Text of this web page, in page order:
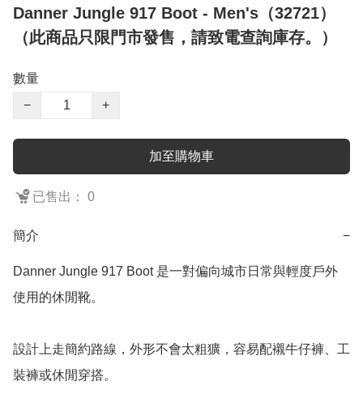
Danner Jungle 917 Boot - Men's（32721）
（此商品只限門市發售，請致電查詢庫存。）
數量
−
+
加至購物車
已售出： 0
簡介 −
Danner Jungle 917 Boot 是一對偏向城市日常與輕度戶外
使用的休閒靴。
設計上走簡約路線，外形不會太粗獷，容易配襯牛仔褲、工
裝褲或休閒穿搭。